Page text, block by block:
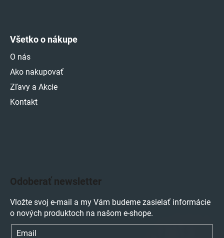
Všetko o nákupe
O nás
Ako nakupovať
Zľavy a Akcie
Kontakt
Odoberať newsletter
Vložte svoj e-mail a my Vám budeme zasielať informácie
o nových produktoch na našom e-shope.
Email